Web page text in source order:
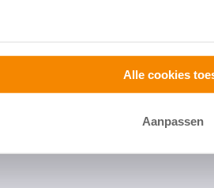
Alle cookies
Aanpassen